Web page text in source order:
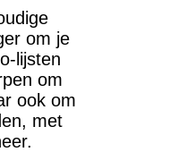
om je
lijsten
om
ook om
met